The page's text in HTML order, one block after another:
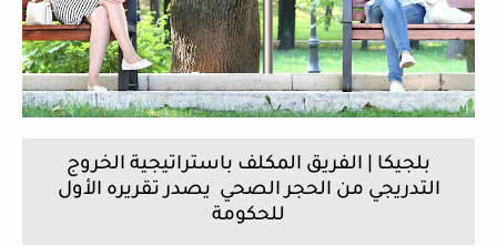
بلجيكا | الفريق المكلف باستراتيجية الخروج
التدريجي من الحجر الصحي يصدر تقريره الأول
للحكومة